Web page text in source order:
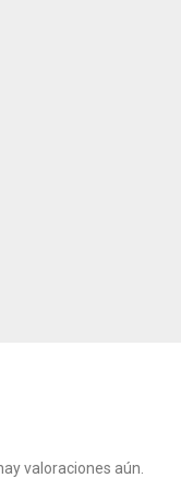
valoraciones aún.